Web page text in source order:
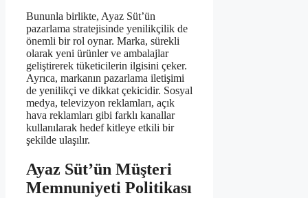
Bununla birlikte, Ayaz Süt’ün
pazarlama stratejisinde yenilikçilik de
önemli bir rol oynar. Marka, sürekli
olarak yeni ürünler ve ambalajlar
geliştirerek tüketicilerin ilgisini çeker.
Ayrıca, markanın pazarlama iletişimi
de yenilikçi ve dikkat çekicidir. Sosyal
medya, televizyon reklamları, açık
hava reklamları gibi farklı kanallar
kullanılarak hedef kitleye etkili bir
şekilde ulaşılır.
Ayaz Süt’ün Müşteri
Memnuniyeti Politikası